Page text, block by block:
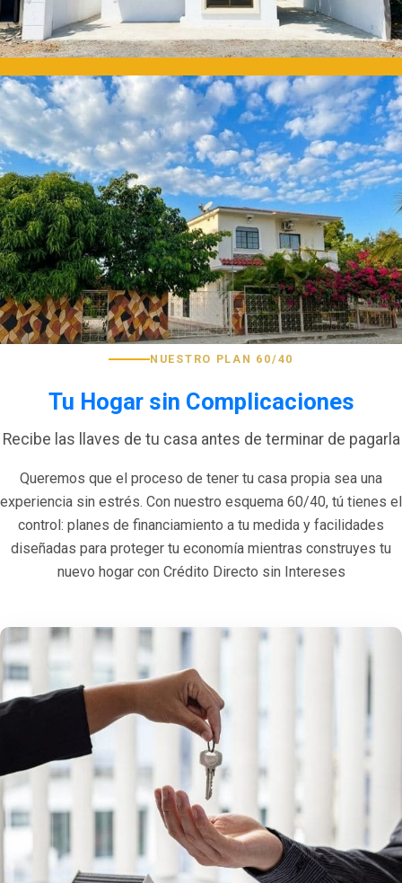
NUESTRO PLAN 60/40
Tu Hogar sin Complicaciones
Recibe las llaves de tu casa antes de terminar de pagarla
Queremos que el proceso de tener tu casa propia sea una
experiencia sin estrés. Con nuestro esquema 60/40, tú tienes el
control: planes de financiamiento a tu medida y facilidades
diseñadas para proteger tu economía mientras construyes tu
nuevo hogar con Crédito Directo sin Intereses